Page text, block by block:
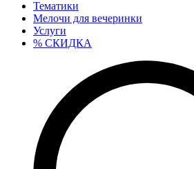
Тематики
Мелочи для вечеринки
Услуги
% СКИДКА